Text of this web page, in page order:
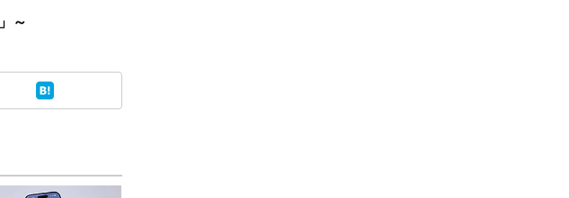
～